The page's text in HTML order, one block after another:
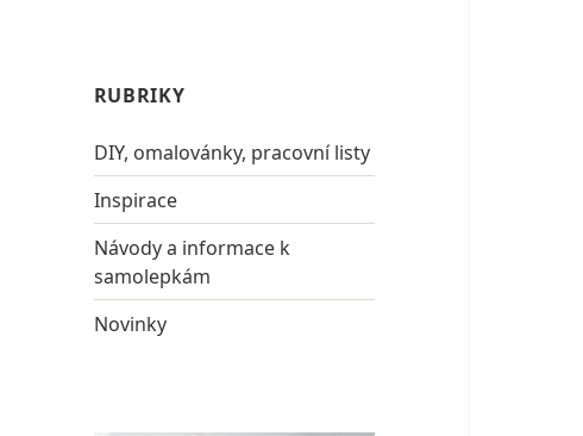
RUBRIKY
DIY, omalovánky, pracovní listy
Inspirace
Návody a informace k
samolepkám
Novinky